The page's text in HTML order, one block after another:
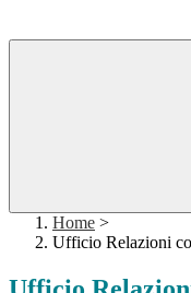
Home >
Ufficio Relazioni